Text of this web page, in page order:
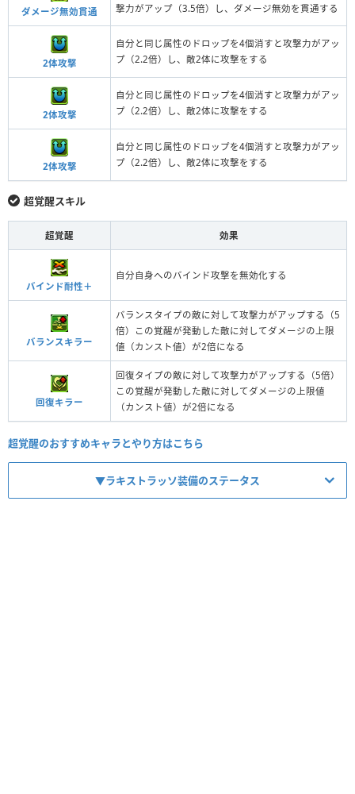
ダメージ無効貫通
撃力がアップ（3.5倍）し、ダメージ無効を貫通する
2体攻撃
自分と同じ属性のドロップを4個消すと攻撃力がアッ
プ（2.2倍）し、敵2体に攻撃をする
2体攻撃
自分と同じ属性のドロップを4個消すと攻撃力がアッ
プ（2.2倍）し、敵2体に攻撃をする
2体攻撃
自分と同じ属性のドロップを4個消すと攻撃力がアッ
プ（2.2倍）し、敵2体に攻撃をする
超覚醒スキル
超覚醒 効果
バインド耐性＋
自分自身へのバインド攻撃を無効化する
バランスキラー
バランスタイプの敵に対して攻撃力がアップする（5
倍）この覚醒が発動した敵に対してダメージの上限
値（カンスト値）が2倍になる
回復キラー
回復タイプの敵に対して攻撃力がアップする（5倍）
この覚醒が発動した敵に対してダメージの上限値
（カンスト値）が2倍になる
超覚醒のおすすめキャラとやり方はこちら
▼ラキストラッソ装備のステータス